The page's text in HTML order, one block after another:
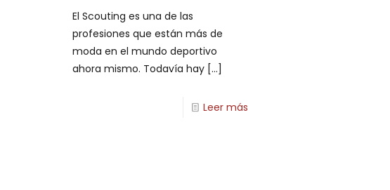
El Scouting es una de las
profesiones que están más de
moda en el mundo deportivo
ahora mismo. Todavía hay […]
Leer más